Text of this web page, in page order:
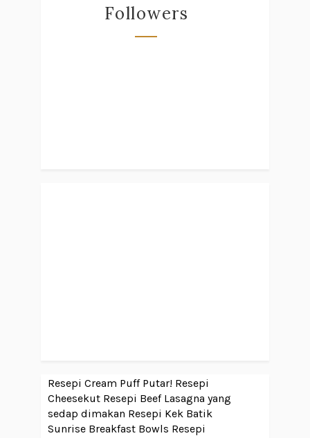
Followers
Resepi Cream Puff Putar! Resepi
Cheesekut Resepi Beef Lasagna yang
sedap dimakan Resepi Kek Batik
Sunrise Breakfast Bowls Resepi